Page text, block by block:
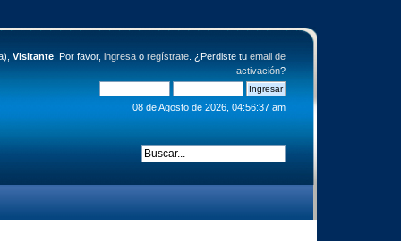
Visitante. Por favor, ingresao regístrate. ¿Perdiste tu email de
activación?
08 de Agosto de 2026, 04:56:37 am